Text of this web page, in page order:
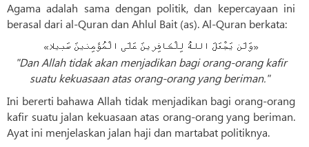
Agama adalah sama dengan politik, dan kepercayaan ini
berasal dari al-Quran dan Ahlul Bait (as). Al-Quran berkata:
«وَلَن یَجْعَلَ اللهُ لِلْکافِرینَ عَلَی الْمُؤمِنینَ سَبیلا»
"Dan Allah tidak akan menjadikan bagi orang-orang kafir
suatu kekuasaan atas orang-orang yang beriman."
Ini bererti bahawa Allah tidak menjadikan bagi orang-orang
kafir suatu jalan kekuasaan atas orang-orang yang beriman.
Ayat ini menjelaskan jalan haji dan martabat politiknya.